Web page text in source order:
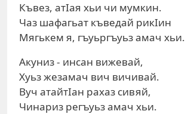
Къвез, атIая хьи чи мумкин.
Чаз шафагьат къведай рикIин
Мягькем я, гъуьргъуьз амач хьи.
Акуниз - инсан вижевай,
Хуьз жезамач вич вичивай.
Вуч атайтIан рахаз сивяй,
Чинариз регъуьз амач хьи.